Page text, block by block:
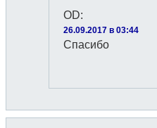
OD:
26.09.2017 в 03:44
Спасибо